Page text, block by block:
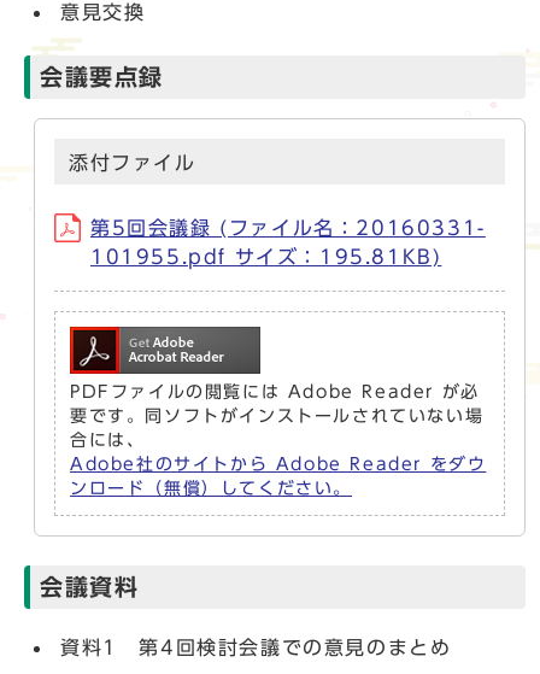
意見交換
会議要点録
添付ファイル
第5回会議録 (ファイル名：20160331-
101955.pdf サイズ：195.81KB)
PDFファイルの閲覧には Adobe Reader が必
要です。同ソフトがインストールされていない場
合には、
Adobe社のサイトから Adobe Reader をダウ
ンロード（無償）してください。
会議資料
資料1 第4回検討会議での意見のまとめ